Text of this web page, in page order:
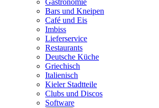
Gastronomie
Bars und Kneipen
Café und Eis
Imbiss
Lieferservice
Restaurants
Deutsche Küche
Griechisch
Italienisch
Kieler Stadtteile
Clubs und Discos
Software